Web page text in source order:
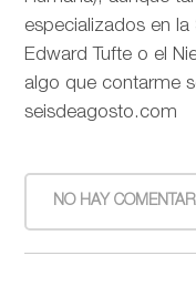
especializados en
Edward Tufte o el
algo que contarme
seisdeagosto.com
NO HAY